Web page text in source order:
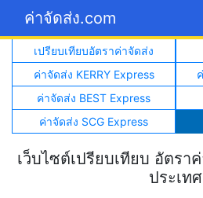
ค่าจัดส่ง.com
เปรียบเทียบอัตราค่าจัดส่ง
ค่าจัดส่ง KERRY Express
ค่าจัดส่ง BEST Express
ค่าจัดส่ง SCG Express
เว็บไซต์เปรียบเทียบ อัตรา
ประเทศ